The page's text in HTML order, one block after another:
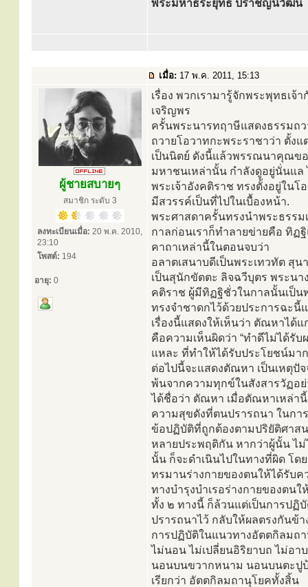
พระมหาธีระยุทธ ปราชญ์นิวัฒน์
เมื่อ: 17 พ.ค. 2011, 15:13
ผู้ชายสบายๆ
สมาชิก ระดับ 3
ลงทะเบียนเมื่อ: 20 พ.ค. 2010,
23:10
โพสต์: 194
อายุ: 0
เรื่อง พวกเรามารู้จักพระพุทธเ
เจริญพร
ครั้นพระนารทฤาษีแสดงธรรมถว
ถวายโอวาทกะพระราชาว่า ตั้ง
เป็นนิตย์ ดังนี้แล้วพรรณนาคุณขอ
มหาชนเหล่านั้น กำลังดูอยู่นั่นแ
พระเจ้าอังคติราช ทรงตั้งอยู่ใน
มีสวรรค์เป็นที่ไปในเบื้องหน้า.
พระศาสดาครั้นทรงนำพระธรร
กาลก่อนเราก็ทำลายข่ายคือ ทิฏ
คาถาเหล่านี้ในตอนจบว่า
อลาตเสนาบดีเป็นพระเทวทัต สุ
เป็นสุนักขัตตะ ลิจฉวีบุตร พระนา
คติราช ผู้มีทิฏฐิชั่วในกาลนั้นเป็น
ทรงจำชาดกไว้ด้วยประการฉะนี้
เรื่องนี้แสดงให้เห็นว่า ตัณหาไ
คือความเห็นผิดว่า “ทำดีไม่ได้
แหละ ที่ทำให้ได้รับประโยชน์มา
ต่อไปนี้จะแสดงตัณหา เป็นเหตุปั
พ้นจากความทุกข์ในสังสารวัฏอ
ได้ชื่อว่า ตัณหา เมื่อตัณหาเหล่า
ความสุขดังที่ตนปรารถนา ในก
ข้อปฏิบัติที่ถูกต้องตามปริยัติศาส
หลายประพฤติกัน หากว่าผู้นั้น ไ
นั้น ก็จะดำเนินไปในทางที่ผิด โด
ทรมานร่างกายของตนให้ได้รับค
ทางบำรุงบำเรอร่างกายของตน
ทั้ง ๒ ทางนี้ ก็ล้วนแต่เป็นการปฏิ
ปรารถนาไว้ กลับให้ผลตรงกันข้
การปฏิบัติในแนวทางอัตตกิลมถ
ไม่นอน ไม่เปลี่ยนอิริยาบถ ไม่อา
นอนบนขวากหนาม นอนบนตะปู
เรียกว่า อัตตกิลมถานุโยคทั้งสิ้น